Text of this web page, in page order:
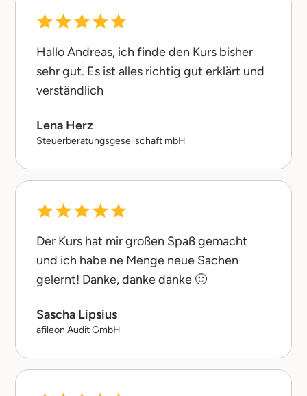
Hallo Andreas, ich finde den Kurs bisher
sehr gut. Es ist alles richtig gut erklärt und
verständlich
Lena Herz
Steuerberatungsgesellschaft mbH
Der Kurs hat mir großen Spaß gemacht
und ich habe ne Menge neue Sachen
gelernt! Danke, danke danke 🙂
Sascha Lipsius
afileon Audit GmbH